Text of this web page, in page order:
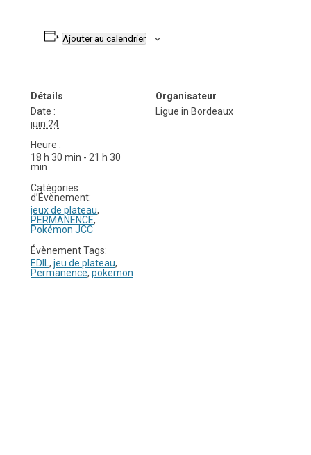
Ajouter au calendrier
Détails
Date :
juin 24
Heure :
18 h 30 min - 21 h 30
min
Catégories
d’Évènement:
jeux de plateau,
PERMANENCE,
Pokémon JCC
Évènement Tags:
EDIL, jeu de plateau,
Permanence, pokemon
Organisateur
Ligue in Bordeaux